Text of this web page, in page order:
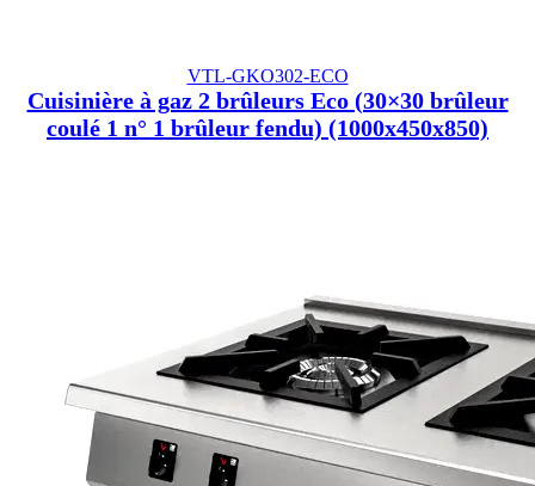
VTL-GKO302-ECO
Cuisinière à gaz 2 brûleurs Eco (30×30 brûleur
coulé 1 n° 1 brûleur fendu) (1000x450x850)